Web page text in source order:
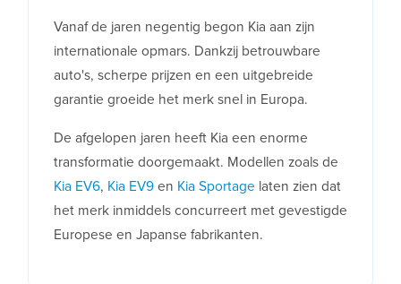
Vanaf de jaren negentig begon Kia aan zijn
internationale opmars. Dankzij betrouwbare
auto's, scherpe prijzen en een uitgebreide
garantie groeide het merk snel in Europa.
De afgelopen jaren heeft Kia een enorme
transformatie doorgemaakt. Modellen zoals de
Kia EV6, Kia EV9en Kia Sportage laten zien dat
het merk inmiddels concurreert met gevestigde
Europese en Japanse fabrikanten.